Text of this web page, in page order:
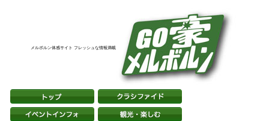
メルボルン体感サイト フレッシュな情報満載